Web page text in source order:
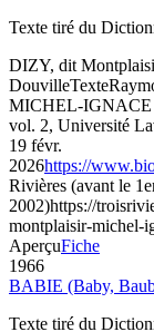
Texte tiré du
DIZY, dit
DouvilleTexte
MICHEL-IGNACE
vol. 2, Université
19 févr.
2026https://
Rivières (avant le
2002)https://
montplaisir-michel-
AperçuFiche
1966
BABIE (Baby,
Texte tiré du